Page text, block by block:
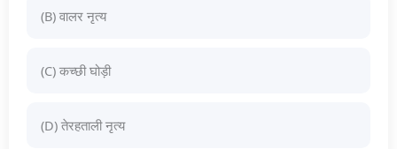
(B) वालर नृत्य
(C) कच्छी घोड़ी
(D) तेरहताली नृत्य